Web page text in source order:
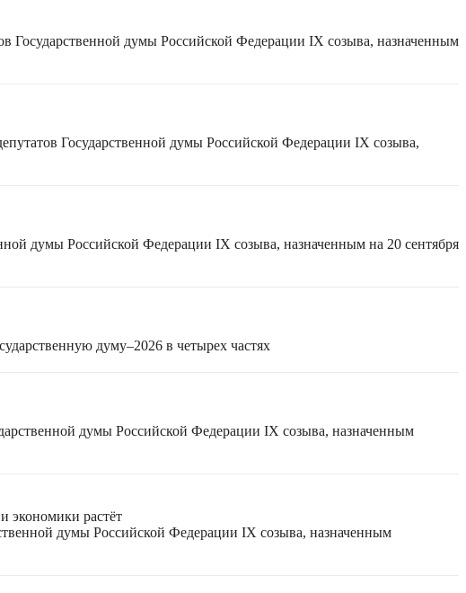
Государственной думы Российской Федерации IX созыва, назначенным
Государственной думы Российской Федерации IX созыва,
думы Российской Федерации IX созыва, назначенным на 20 сентября
думу–2026 в четырех частях
думы Российской Федерации IX созыва, назначенным
экономики растёт
думы Российской Федерации IX созыва, назначенным